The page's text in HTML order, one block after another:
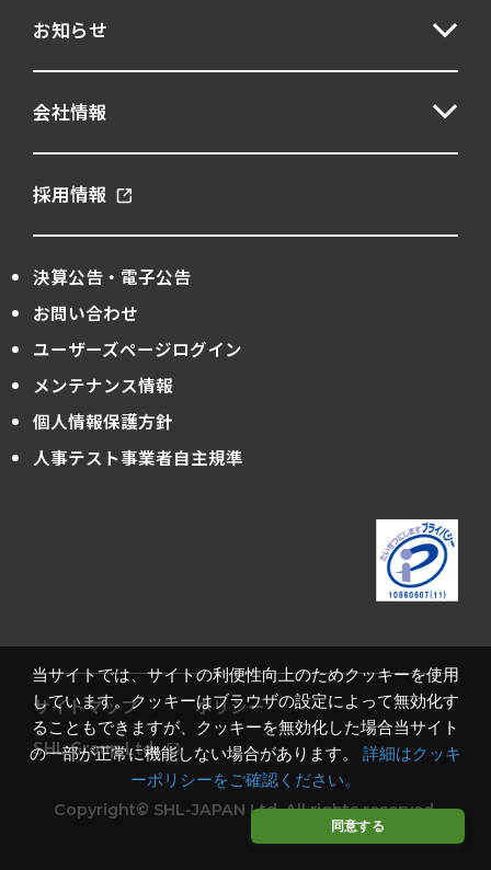
当サイトでは、サイトの利便性向上のためクッキーを使用
しています。クッキーはブラウザの設定によって無効化す
ることもできますが、クッキーを無効化した場合当サイト
の一部が正常に機能しない場合があります。
詳細はクッキ
ーポリシーをご確認ください。
同意する
お知らせ
会社情報
採用情報
決算公告・電子公告
お問い合わせ
ユーザーズページログイン
メンテナンス情報
個人情報保護方針
人事テスト事業者自主規準
サイトマップ
ポリシー
SHL Group Ltd.
Copyright© SHL-JAPAN Ltd. All rights reserved.